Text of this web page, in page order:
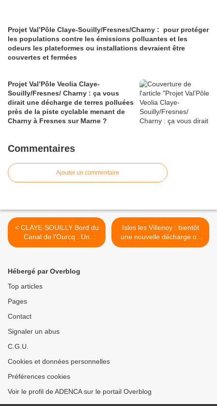
Projet Val’Pôle Claye-Souilly/Fresnes/Charny : pour protéger
les populations contre les émissions polluantes et les
odeurs les plateformes ou installations devraient être
couvertes et fermées
Projet Val’Pôle Veolia Claye-
Souilly/Fresnes/ Charny : ça vous
dirait une décharge de terres polluées
près de la piste cyclable menant de
Charny à Fresnes sur Marne ?
Commentaires
Ajouter un commentaire
< CLAYE-SOUILLY Bord du
Canal de l'Ourcq : Un
Cormoran , un jour de
Isles les Villenoy : bientôt
une nouvelle décharge ou
un remblai de déchets "dits
Hébergé par Overblog
Top articles
Pages
Contact
Signaler un abus
C.G.U.
Cookies et données personnelles
Préférences cookies
Voir le profil de ADENCA sur le portail Overblog